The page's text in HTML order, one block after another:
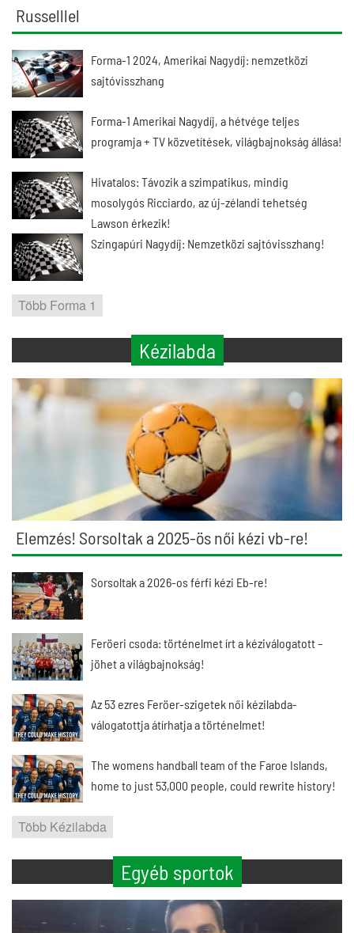
Russelllel
Forma-1 2024, Amerikai Nagydíj: nemzetközi
sajtóvisszhang
Forma-1 Amerikai Nagydíj, a hétvége teljes
programja + TV közvetítések, világbajnokság állása!
Hivatalos: Távozik a szimpatikus, mindig
mosolygós Ricciardo, az új-zélandi tehetség
Lawson érkezik!
Szingapúri Nagydíj: Nemzetközi sajtóvisszhang!
Több Forma 1
Kézilabda
Elemzés! Sorsoltak a 2025-ös női kézi vb-re!
Sorsoltak a 2026-os férfi kézi Eb-re!
Feröeri csoda: történelmet írt a kéziválogatott –
jöhet a világbajnokság!
Az 53 ezres Feröer-szigetek női kézilabda-
válogatottja átírhatja a történelmet!
The womens handball team of the Faroe Islands,
home to just 53,000 people, could rewrite history!
Több Kézilabda
Egyéb sportok